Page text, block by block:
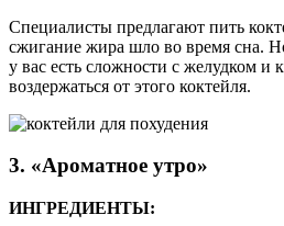
Специалисты предлагают пить
сжигание жира шло во время сна.
у вас есть сложности с желудком
воздержаться от этого коктейля.
3. «Ароматное утро»
ИНГРЕДИЕНТЫ: